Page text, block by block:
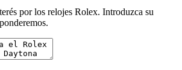
por los relojes Rolex. Introduzca su